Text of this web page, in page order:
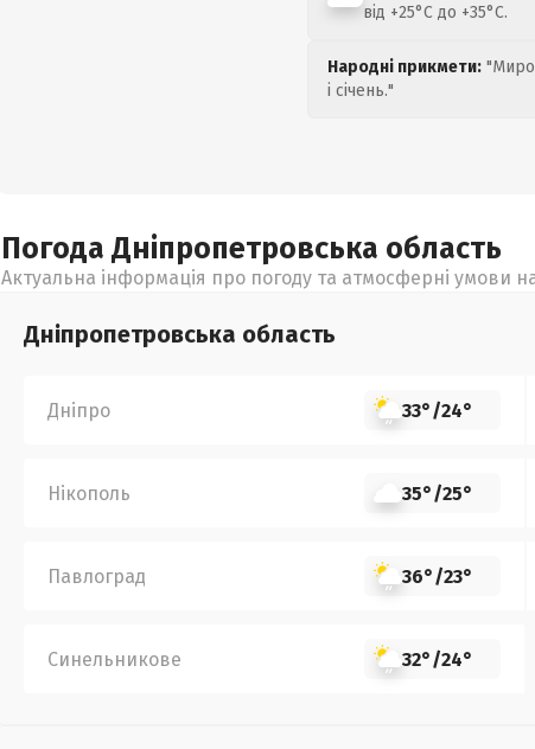
від +25°C до +35°C.
Народні прикмети:
і січень."
Погода Дніпропетровська область
Актуальна інформація про погоду та атмосферні умови
Дніпропетровська область
Дніпро 33°/24°
Нікополь 35°/25°
Павлоград 36°/23°
Синельникове 32°/24°